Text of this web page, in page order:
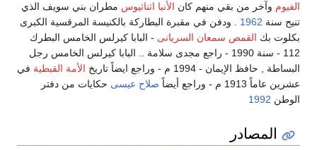
الفيوموآخر من بقي منهم كانالأنبا اثناثيوسمطران بني سويف الذي
تنيح سنة1962. ودفن في مقبرة البطاركة بالكنيسة المرقسية الكبرى
بكلوت بك القمص سمعان السريانى- البابا كيرلس الخامس البطرك
112 - سنة 1990 - راجع مجدى سلامة .. البابا كيرلس الخامس رجل
البساطة , حافظ الإيمان - 1994 م - وراجع ايضاً تاريخ
الأمة القبطيةفي
عشرين عاماً 1913 م - وراجع أيضاً
صلاح عيسىحكايات من دفتر
الوطن1992
المصادر